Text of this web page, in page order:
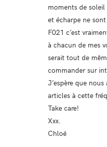
moments de
et écharpe ne
F021 c’est
à chacun de mes
serait tout de
commander sur
J’espère que
articles à cette
Take care!
Xxx.
Chloé